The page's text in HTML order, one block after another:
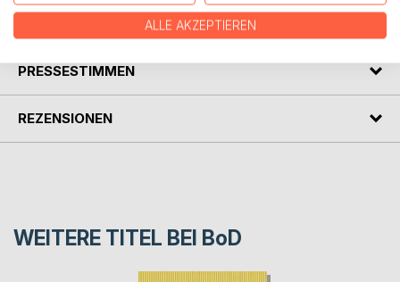
PRESSESTIMMEN
REZENSIONEN
WEITERE TITEL BEI BoD
ALLE AKZEPTIEREN